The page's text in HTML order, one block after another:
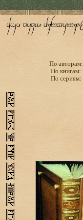
По авторам:
По книгам:
По сериям: